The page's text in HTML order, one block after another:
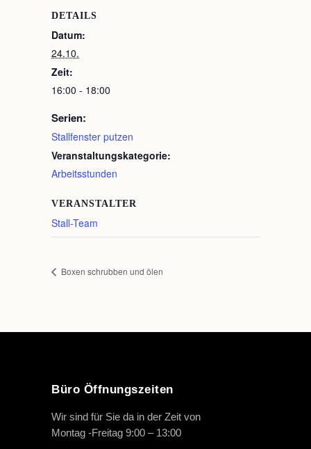
DETAILS
Datum:
24.10.
Zeit:
16:00 - 18:00
Serien:
Stallfenster putzen
Veranstaltungskategorie:
Arbeitsstunden
VERANSTALTER
Stall-Team
Boxen schrubben und ölen
Büro Öffnungszeiten
Wir sind für Sie da in der Zeit von
Montag -Freitag 9:00 – 13:00